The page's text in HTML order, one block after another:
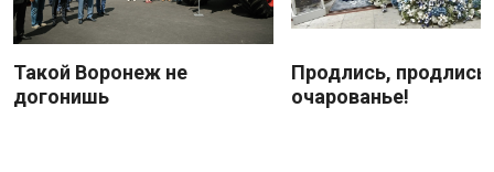
Такой Воронеж не
догонишь
Продлись, продлись
очарованье!